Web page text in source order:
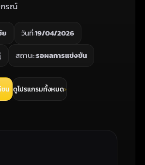
กรณ์
ย วันที่:19/04/2026
สถานะ:รอผลการแข่งขัน
น ดูโปรแกรมทั้งหมด